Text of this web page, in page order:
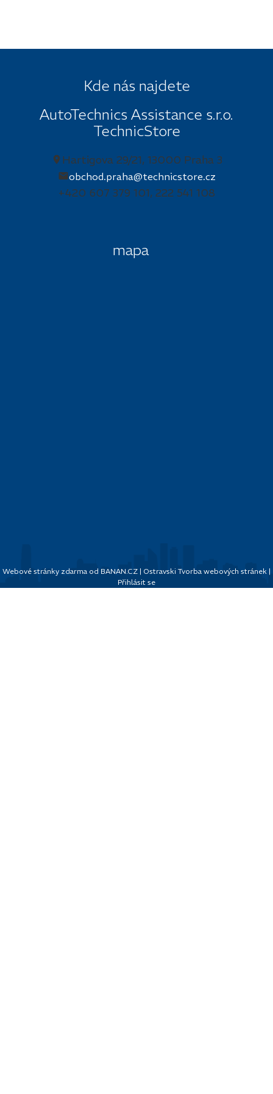
Kde nás najdete
AutoTechnics Assistance s.r.o.
TechnicStore
Hartigova 29/21, 13000 Praha 3
obchod.praha@technicstore.cz
+420 607 379 101, 222 541 108
mapa
Webové stránky zdarma od BANAN.CZ | Ostravski Tvorba webových stránek |
Přihlásit se